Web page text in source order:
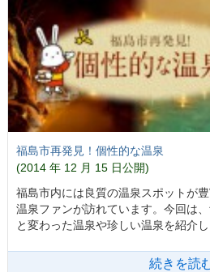
福島市再発見！個性的な温泉
(2014 年 12 月 15 日公開)
福島市内には良質の温泉スポットが
温泉ファンが訪れています。今回は
と変わった温泉や珍しい温泉を紹介し
続きを読